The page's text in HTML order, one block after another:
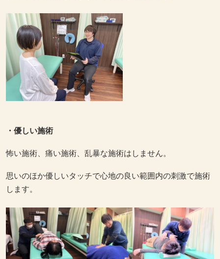
・優しい施術
怖い施術、痛い施術、乱暴な施術はしません。
思いのほか優しいタッチで心地の良い範囲内の刺激で施術
します。